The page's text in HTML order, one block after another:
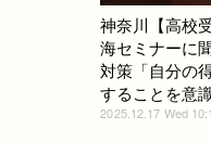
神奈川【高校
海セミナーに
対策「自分の
することを意識
2025.12.17 Wed